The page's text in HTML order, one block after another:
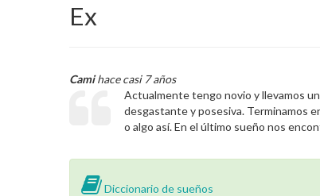
Ex
Camihace casi 7 años
Actualmente tengo novio y llevamos
desgastante y posesiva. Terminamos
o algo así. En el último sueño nos
Diccionario de sueños